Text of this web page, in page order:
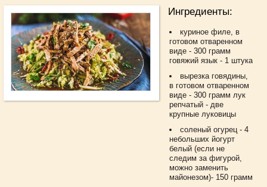
Ингредиенты:
куриное филе, в
готовом отваренном
виде - 300 грамм
говяжий язык - 1 штука
вырезка говядины,
в готовом отваренном
виде - 300 грамм лук
репчатый - две
крупные луковицы
соленый огурец - 4
небольших йогурт
белый (если не
следим за фигурой,
можно заменить
майонезом)- 150 грамм